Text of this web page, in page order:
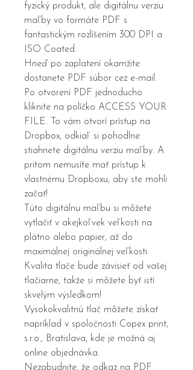
fyzický produkt, ale digitálnu verziu
maľby vo formáte PDF s
fantastickým rozlíšením 300 DPI a
ISO Coated.
Hneď po zaplatení okamžite
dostanete PDF súbor cez e-mail.
Po otvorení PDF jednoducho
kliknite na políčko ACCESS YOUR
FILE. To vám otvorí prístup na
Dropbox, odkiaľ si pohodlne
stiahnete digitálnu verziu maľby. A
pritom nemusíte mať prístup k
vlastnému Dropboxu, aby ste mohli
začať!
Túto digitálnu maľbu si môžete
vytlačiť v akejkoľvek veľkosti na
plátno alebo papier, až do
maximálnej originálnej veľkosti.
Kvalita tlače bude závisieť od vašej
tlačiarne, takže si môžete byť istí
skvelým výsledkom!
Vysokokvalitnú tlač môžete získať
napríklad v spoločnosti Copex print,
s.r.o., Bratislava, kde je možná aj
online objednávka.
Nezabudnite, že odkaz na PDF